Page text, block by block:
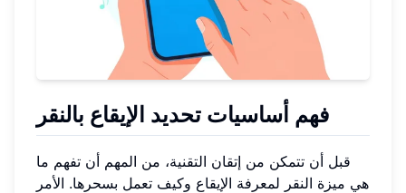
فهم أساسيات تحديد الإيقاع بالنقر
قبل أن تتمكن من إتقان التقنية، من المهم أن تفهم ما
هي ميزة النقر لمعرفة الإيقاع وكيف تعمل بسحرها. الأمر